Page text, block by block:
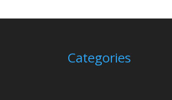
Categories